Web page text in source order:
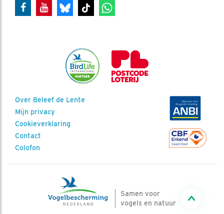
Over Beleef de Lente
Mijn privacy
Cookieverklaring
Contact
Colofon
Samen voor
vogels en natuur